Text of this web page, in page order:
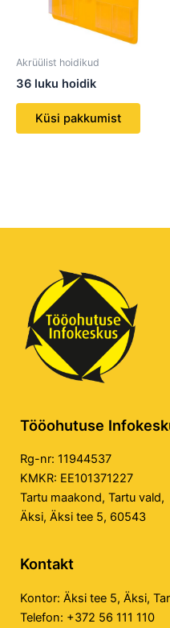
Akrüülist hoidikud
36 luku hoidik
Küsi pakkumist
Tööohutuse
Rg-nr: 11944537
KMKR: EE101371227
Tartu maakond, Tartu vald,
Äksi, Äksi tee 5, 60543
Kontakt
Kontor: Äksi tee 5, Äksi,
Telefon: +372 56 111 110